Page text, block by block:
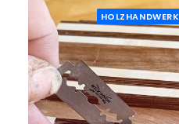
HOLZHANDWERK